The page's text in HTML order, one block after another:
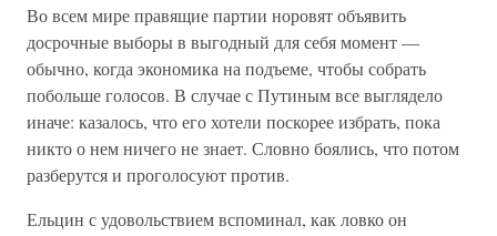
Во всем мире правящие партии норовят объявить
досрочные выборы в выгодный для себя момент —
обычно, когда экономика на подъеме, чтобы собрать
побольше голосов. В случае с Путиным все выглядело
иначе: казалось, что его хотели поскорее избрать, пока
никто о нем ничего не знает. Словно боялись, что потом
разберутся и проголосуют против.
Ельцин с удовольствием вспоминал, как ловко он